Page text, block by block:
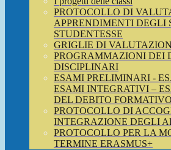
PROTOCOLLO DI
APPRENDIMENTI DEGLI
STUDENTESSE
GRIGLIE DI
PROGRAMMAZIONI DEI
DISCIPLINARI
ESAMI PRELIMINARI -
ESAMI INTEGRATIVI –
DEL DEBITO
PROTOCOLLO DI
INTEGRAZIONE DEGLI
PROTOCOLLO PER LA
TERMINE ERASMUS+